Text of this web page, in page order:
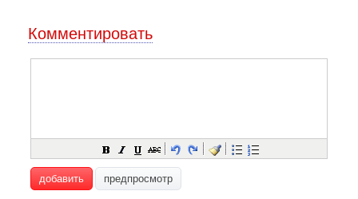
Комментировать
добавить предпросмотр